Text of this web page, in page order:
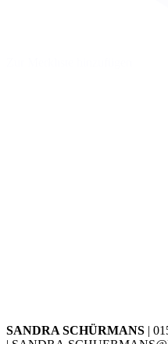
SANDRA SCHÜRMANS |